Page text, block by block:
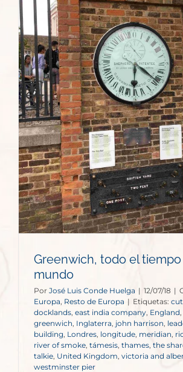
Greenwich, todo el
mundo
Por José Luis Conde Huelga | 12/07/18 |
Europa, Resto de Europa | Etiquetas:
docklands, east india company, England
greenwich Inglaterra, john harrison
building Londres, longitude meridian,
river of smoke támesis, thames the
talkie, United Kingdom, victoria and
westminster pier